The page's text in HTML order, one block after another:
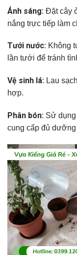
Ánh sáng: Đặt cây
nắng trực tiếp làm
Tưới nước: Không
lần tưới để tránh
Vệ sinh lá: Lau
hợp.
Phân bón: Sử
cung cấp đủ dưỡng